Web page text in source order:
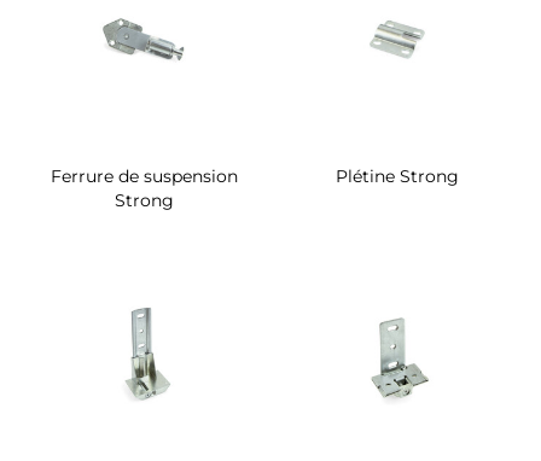
Ferrure de suspension
Strong
Plétine Strong